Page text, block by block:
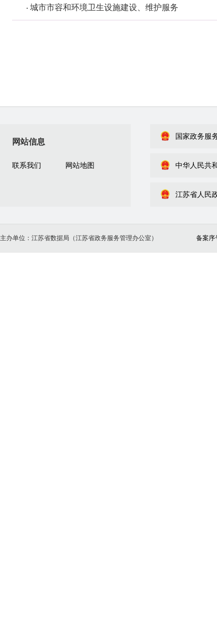
城市市容和环境卫生设施建设、维护服务
网站信息
联系我们 网站地图
国家政务服
中华人民共
江苏省人民
主办单位：江苏省数据局（江苏省政务服务管理办公室） 备案序